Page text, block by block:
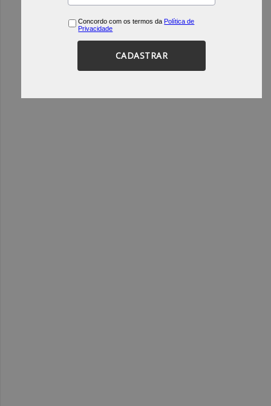
Concordo com os termos da Política de
Privacidade
CADASTRAR